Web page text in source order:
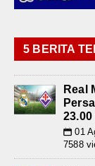
5 BERITA
Real
23.00
📅 01
7588